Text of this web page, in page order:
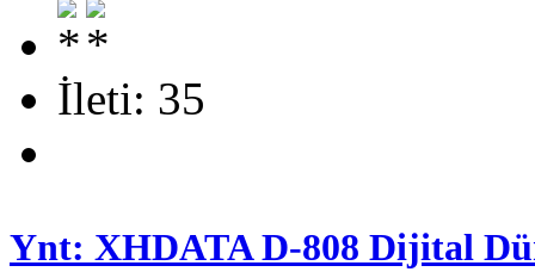
İleti: 35
Ynt: XHDATA D-808 Dijital